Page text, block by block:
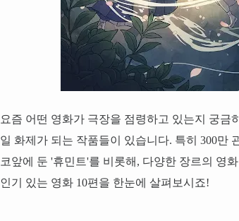
요즘 어떤 영화가 극장을 점령하고 있는지 궁금
일 화제가 되는 작품들이 있습니다. 특히 300만
코앞에 둔 '휴민트'를 비롯해, 다양한 장르의 영
인기 있는 영화 10편을 한눈에 살펴보시죠!